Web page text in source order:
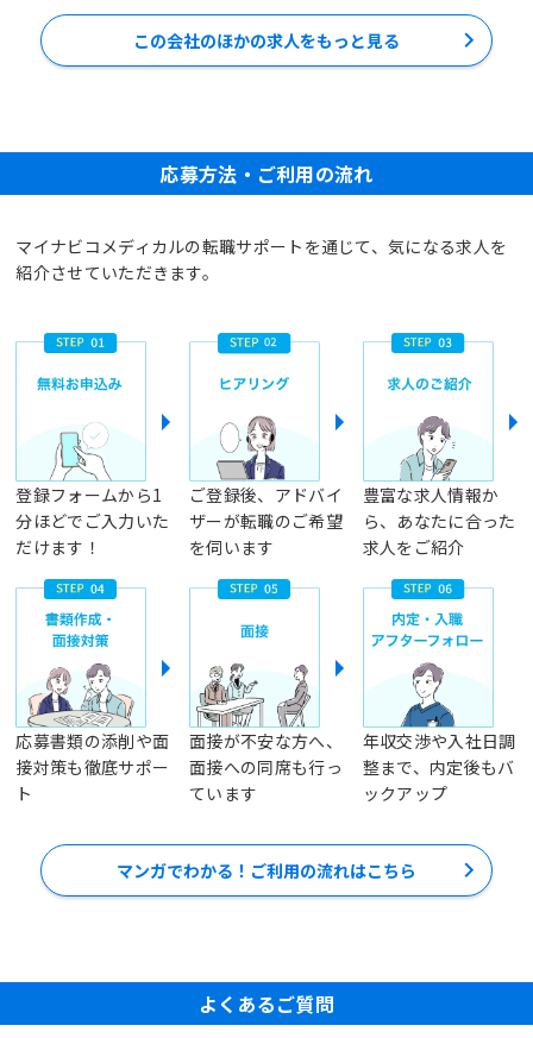
この会社のほかの求人をもっと見る
応募方法・ご利用の流れ
マイナビコメディカルの転職サポートを通じて、気になる求人を
紹介させていただきます。
登録フォームから1
分ほどでご入力いた
だけます！
ご登録後、アドバイ
ザーが転職のご希望
を伺います
豊富な求人情報か
ら、あなたに合った
求人をご紹介
応募書類の添削や面
接対策も徹底サポー
ト
面接が不安な方へ、
面接への同席も行っ
ています
年収交渉や入社日調
整まで、内定後もバ
ックアップ
マンガでわかる！ご利用の流れはこちら
よくあるご質問